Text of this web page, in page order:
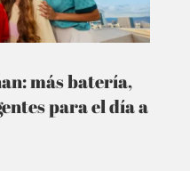
más batería,
para el día a